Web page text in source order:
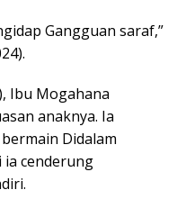
Gangguan saraf,”
Ibu Mogahana
anaknya. Ia
Didalam
cenderung